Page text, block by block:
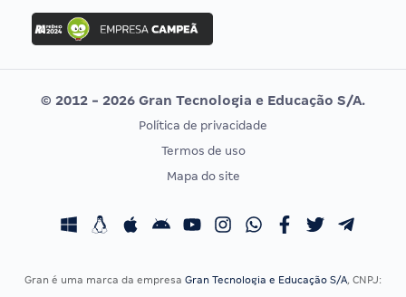
Concurso Ibama
Concurso MPU
Editais publicados
Vunesp
CONCURSOS POR PROFISSÃO
Concursos Fiscais
EXAME DE ORDEM
Calendário OAB
© 2012 - 2026 Gran Tecnologia e Educação S/A.
Política de privacidade
Termos de uso
Mapa do site
Gran é uma marca da empresa Gran Tecnologia e Educação S/A, CNPJ: